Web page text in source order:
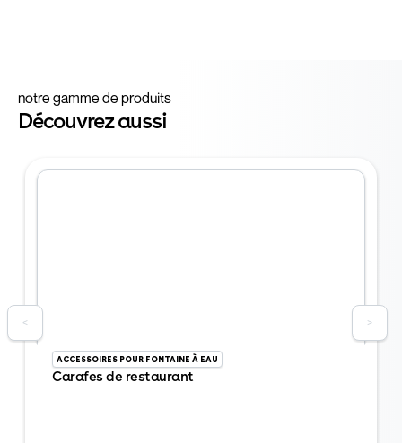
notre gamme de produits
Découvrez aussi
ACCESSOIRES POUR FONTAINE À EAU
Carafes de restaurant
< >